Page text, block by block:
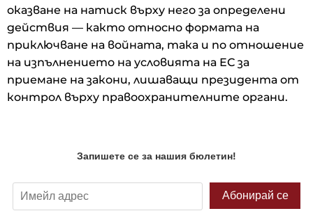
оказване на натиск върху него за определени
действия — както относно формата на
приключване на войната, така и по отношение
на изпълнението на условията на ЕС за
приемане на закони, лишаващи президента от
контрол върху правоохранителните органи.